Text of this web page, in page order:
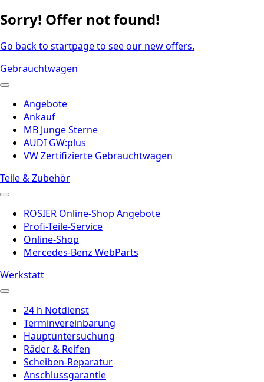
Sorry! Offer not found!
Go back to startpage to see our new offers.
Gebrauchtwagen
Angebote
Ankauf
MB Junge Sterne
AUDI GW:plus
VW Zertifizierte Gebrauchtwagen
Teile & Zubehör
ROSIER Online-Shop Angebote
Profi-Teile-Service
Online-Shop
Mercedes-Benz WebParts
Werkstatt
24 h Notdienst
Terminvereinbarung
Hauptuntersuchung
Räder & Reifen
Scheiben-Reparatur
Anschlussgarantie